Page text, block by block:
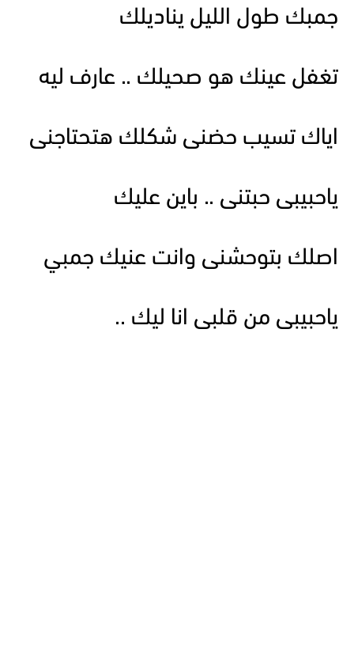
جمبك طول الليل يناديلك
تغفل عينك هو صحيلك .. عارف ليه
اياك تسيب حضنى شكلك هتحتاجنى
ياحبيبى حبتنى .. باين عليك
اصلك بتوحشنى وانت عنيك جمبي
ياحبيبى من قلبى انا ليك ..